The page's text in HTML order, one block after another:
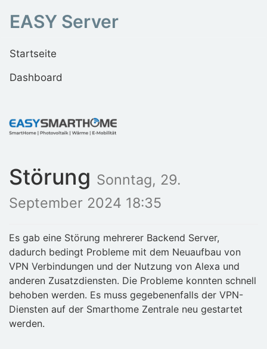
EASY Server
Startseite
Dashboard
Störung Sonntag, 29.
September 2024 18:35
Es gab eine Störung mehrerer Backend Server,
dadurch bedingt Probleme mit dem Neuaufbau von
VPN Verbindungen und der Nutzung von Alexa und
anderen Zusatzdiensten. Die Probleme konnten schnell
behoben werden. Es muss gegebenenfalls der VPN-
Diensten auf der Smarthome Zentrale neu gestartet
werden.